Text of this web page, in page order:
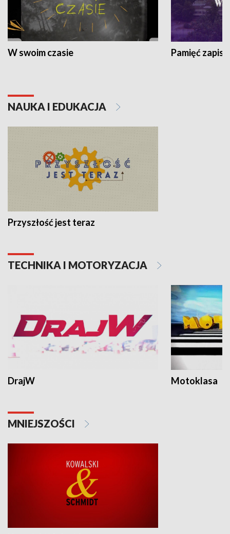
W swoim czasie Pamięć
NAUKA I EDUKACJA
Przyszłość jest teraz
TECHNIKA I MOTORYZACJA
DrajW Motoklasa
MNIEJSZOŚCI